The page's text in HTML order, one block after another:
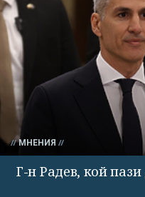
МНЕНИЯ
Г-н Радев, кой пази